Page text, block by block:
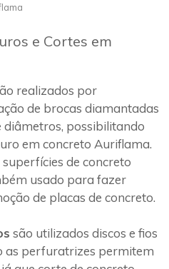
e Cortes em
realizados por
de brocas diamantadas
possibilitando
em concreto Auriflama.
de concreto
usado para fazer
de placas de concreto.
são utilizados discos e fios
as perfuratrizes permitem